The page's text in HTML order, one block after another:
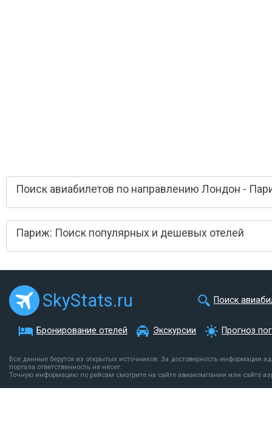
Поиск авиабилетов по направлению Лондон -
Париж: Поиск популярных и дешевых отелей
SkyStats.ru Поиск
Бронирование отелей Экскурсии Прогноз
Все данные берутся из открытых источников. За достоверность информации
портала ответственность не несет.
Точную информацию по рейсам смотрите на сайте авиакомпании или сайте